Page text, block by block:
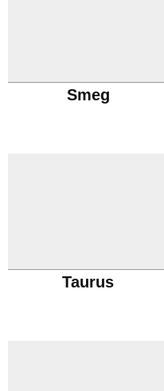
Smeg
Taurus